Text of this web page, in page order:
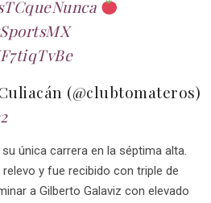
(@clubtomateros)
única carrera en la séptima alta.
y fue recibido con triple de
a Gilberto Galaviz con elevado